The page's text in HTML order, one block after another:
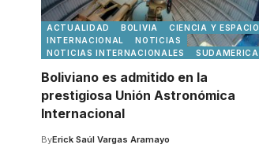
ACTUALIDAD BOLIVIA
CIENCIA Y ESPACIO
INTERNACIONAL
NOTICIAS
NOTICIAS INTERNACIONALES
SUDAMERICA
Boliviano es admitido en la
prestigiosa Unión Astronómica
Internacional
ByErick Saúl Vargas Aramayo